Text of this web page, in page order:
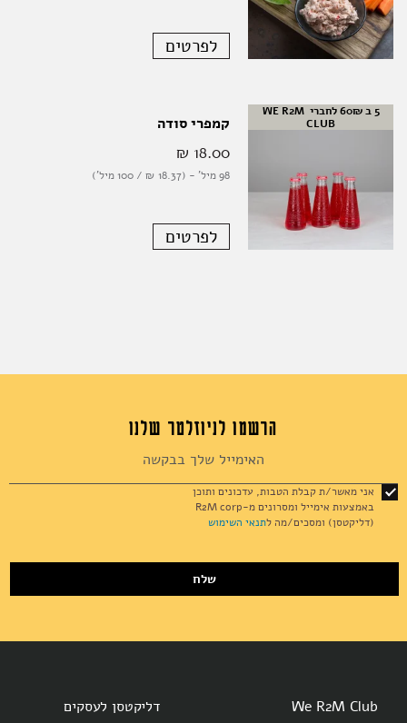
לפרטים
5 ב 60₪ לחברי WE R2M
CLUB
קמפרי סודה
18.00 ‏₪
98 מיל' - (18.37 ‏₪ / 100 מיל')
לפרטים
הרשמו לניוזלטר שלנו
for
Our
Newsletter:
שלח
אני מאשר/ת קבלת הטבות, עדכונים ותוכן
באמצעות אימייל ומסרונים מ-R2M corp
(דליקטסן) ומסכים/מה לתנאי השימוש
We R2M Club דליקטסן לעסקים